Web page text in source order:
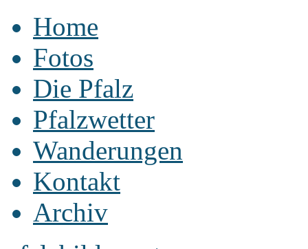
Home
Fotos
Die Pfalz
Pfalzwetter
Wanderungen
Kontakt
Archiv